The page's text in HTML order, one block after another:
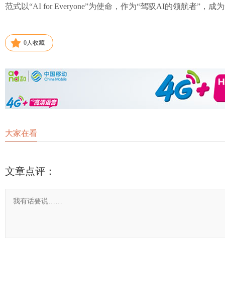
范式以“AI for Everyone”为使命，作为“驾驭AI的领航者”，成
0人收藏
大家在看
文章点评：